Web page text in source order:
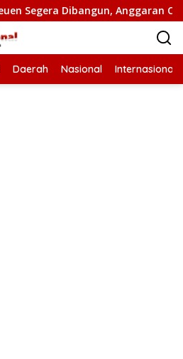
Dibangun, Anggaran Capai 500
Daerah Nasional Internasional